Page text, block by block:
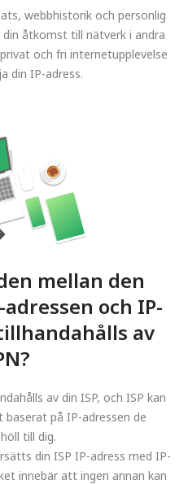
webbhistorik och personlig
åtkomst till nätverk i andra
och fri internetupplevelse
din IP-adress.
mellan den
och IP-
av
av din ISP, och ISP kan
på IP-adressen de
till dig.
din ISP IP-adress med IP-
innebär att ingen annan kan